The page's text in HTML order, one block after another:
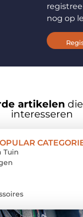
nog op
artikelen
interesseren
Tuin